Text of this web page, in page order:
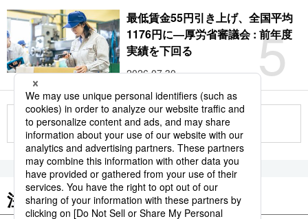
5
最低賃金55円引き上げ、全国平均
1176円に―厚労省審議会 : 前年度
実績を下回る
2026.07.30
もっと見る
注目のキーワード